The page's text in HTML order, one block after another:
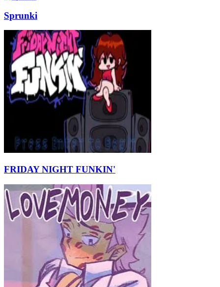
Sprunki
FRIDAY NIGHT FUNKIN'